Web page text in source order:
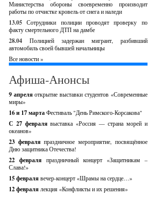
Министерства обороны своевременно производит
работы по отчистке кровель от снега и наледи
13.05 Сотрудники полиции проводят проверку по
факту смертельного ДТП на дамбе
28.04
Полицией задержан мигрант, разбивший
автомобиль своей бывшей начальницы
Все новости »
Афиша-Анонсы
9 апреляоткрытие выставки студентов «Современные
миры»
16 и 17 мартаФестиваль "День Римского-Корсакова"
С 27 февралявыставка «Россия — страна морей и
океанов»
23 февраляпраздничное мероприятие, посвящённое
Дню защитника Отечества!
22 февраля праздничный концерт «Защитникам –
Слава!»
15 февраля вечер-концерт «Шрамы на сердце…»
12 февраля лекция «Конфликты и их решения»